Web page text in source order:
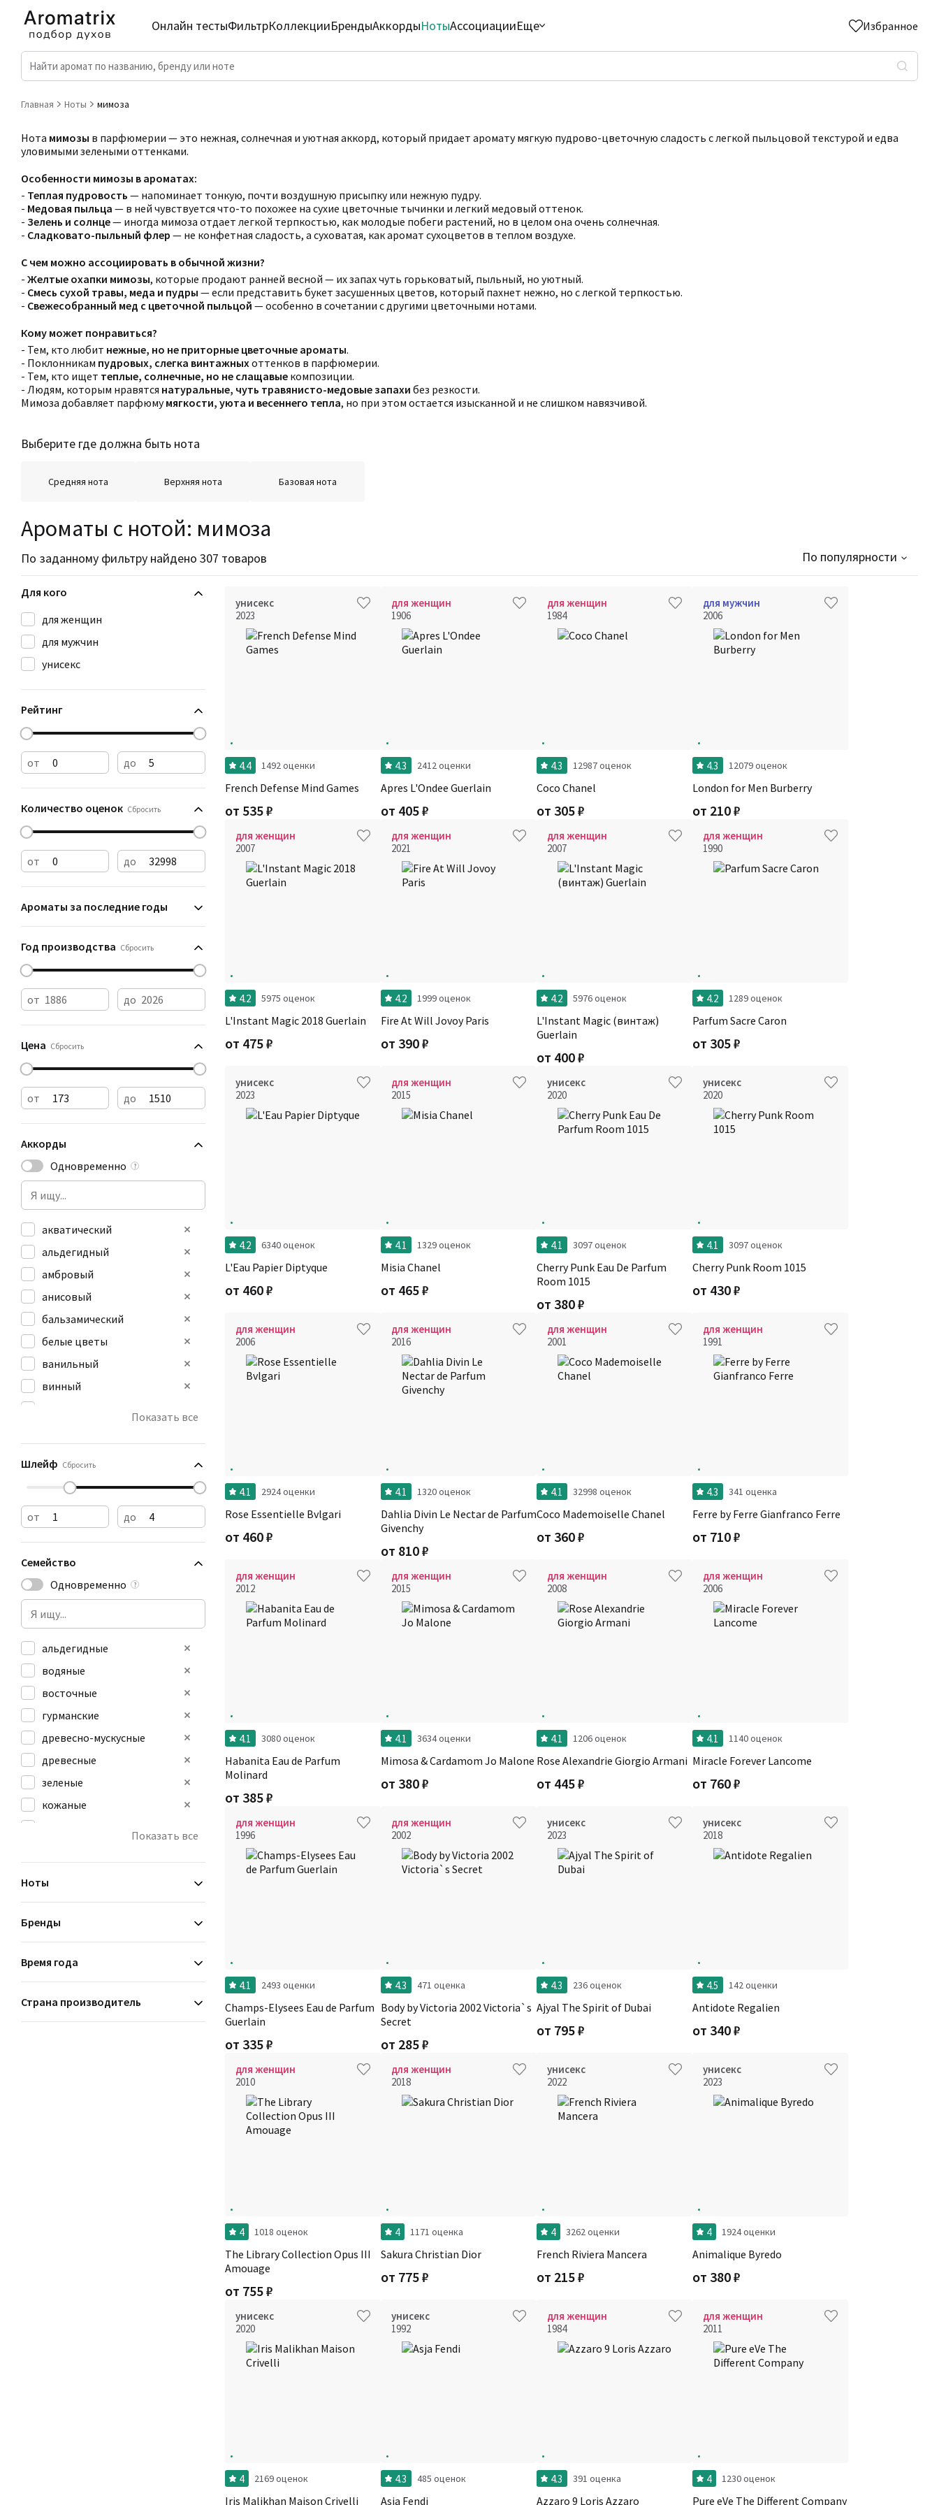
Онлайн тестыФильтрКоллекцииБрендыАккордыНотыАссоциацииЕще Избранное
Главная Ноты мимоза
Нота мимозы в парфюмерии — это нежная, солнечная и уютная аккорд, который придает аромату мягкую пудрово-цветочную сладость с легкой пыльцовой текстурой и едва
уловимыми зелеными оттенками.
Особенности мимозы в ароматах:
- Теплая пудровость — напоминает тонкую, почти воздушную присыпку или нежную пудру.
- Медовая пыльца — в ней чувствуется что-то похожее на сухие цветочные тычинки и легкий медовый оттенок.
- Зелень и солнце— иногда мимоза отдает легкой терпкостью, как молодые побеги растений, но в целом она очень солнечная.
- Сладковато-пыльный флер — не конфетная сладость, а суховатая, как аромат сухоцветов в теплом воздухе.
С чем можно ассоциировать в обычной жизни?
- Желтые охапки мимозы, которые продают ранней весной — их запах чуть горьковатый, пыльный, но уютный.
- Смесь сухой травы, меда и пудры — если представить букет засушенных цветов, который пахнет нежно, но с легкой терпкостью.
- Свежесобранный мед с цветочной пыльцой — особенно в сочетании с другими цветочными нотами.
Кому может понравиться?
- Тем, кто любит нежные, но не приторные цветочные ароматы.
- Поклонникам пудровых, слегка винтажныхоттенков в парфюмерии.
- Тем, кто ищет теплые, солнечные, но не слащавые композиции.
- Людям, которым нравятся натуральные, чуть травянисто-медовые запахи без резкости.
Мимоза добавляет парфюмумягкости, уюта и весеннего тепла, но при этом остается изысканной и не слишком навязчивой.
Выберите где должна быть нота
Средняя нота Верхняя нота Базовая нота
Ароматы с нотой: мимоза
По заданному фильтру найдено 307 товаров По популярности
Для кого
для женщин
для мужчин
унисекс
Рейтинг
от до
Количество оценок Сбросить
от до
Ароматы за последние годы
Год производства Сбросить
от до
Цена Сбросить
от до
Аккорды
Одновременно
?
акватический
альдегидный
амбровый
анисовый
бальзамический
белые цветы
ванильный
винный
Показать все
Шлейф Сбросить
от до
Семейство
Одновременно
?
альдегидные
водяные
восточные
гурманские
древесно-мускусные
древесные
зеленые
кожаные
Показать все
Ноты
Бренды
Время года
Страна производитель
унисекс
2023
4.4 1492 оценки
French Defense Mind Games
от 535₽
для женщин
1906
4.3 2412 оценки
Apres L'Ondee Guerlain
от 405₽
для женщин
1984
4.3 12987 оценок
Coco Chanel
от 305₽
для мужчин
2006
4.3 12079 оценок
London for Men Burberry
от 210₽
для женщин
2007
4.2 5975 оценок
L'Instant Magic 2018 Guerlain
от 475₽
для женщин
2021
4.2 1999 оценок
Fire At Will Jovoy Paris
от 390₽
для женщин
2007
4.2 5976 оценок
L'Instant Magic (винтаж)
Guerlain
от 400₽
для женщин
1990
4.2 1289 оценок
Parfum Sacre Caron
от 305₽
унисекс
2023
4.2 6340 оценок
L'Eau Papier Diptyque
от 460₽
для женщин
2015
4.1 1329 оценок
Misia Chanel
от 465₽
унисекс
2020
4.1 3097 оценок
Cherry Punk Eau De Parfum
Room 1015
от 380₽
унисекс
2020
4.1 3097 оценок
Cherry Punk Room 1015
от 430₽
для женщин
2006
4.1 2924 оценки
Rose Essentielle Bvlgari
от 460₽
для женщин
2016
4.1 1320 оценок
Dahlia Divin Le Nectar de Parfum
Givenchy
от 810₽
для женщин
2001
4.1 32998 оценок
Coco Mademoiselle Chanel
от 360₽
для женщин
1991
4.3 341 оценка
Ferre by Ferre Gianfranco Ferre
от 710₽
для женщин
2012
4.1 3080 оценок
Habanita Eau de Parfum
Molinard
от 385₽
для женщин
2015
4.1 3634 оценки
Mimosa & Cardamom Jo Malone
от 380₽
для женщин
2008
4.1 1206 оценок
Rose Alexandrie Giorgio Armani
от 445₽
для женщин
2006
4.1 1140 оценок
Miracle Forever Lancome
от 760₽
для женщин
1996
4.1 2493 оценки
Champs-Elysees Eau de Parfum
Guerlain
от 335₽
для женщин
2002
4.3 471 оценка
Body by Victoria 2002 Victoria`s
Secret
от 285₽
унисекс
2023
4.3 236 оценок
Ajyal The Spirit of Dubai
от 795₽
унисекс
2018
4.5 142 оценки
Antidote Regalien
от 340₽
для женщин
2010
4 1018 оценок
The Library Collection Opus III
Amouage
от 755₽
для женщин
2018
4 1171 оценка
Sakura Christian Dior
от 775₽
унисекс
2022
4 3262 оценки
French Riviera Mancera
от 215₽
унисекс
2023
4 1924 оценки
Animalique Byredo
от 380₽
унисекс
2020
4 2169 оценок
Iris Malikhan Maison Crivelli
унисекс
1992
4.3 485 оценок
Asja Fendi
для женщин
1984
4.3 391 оценка
Azzaro 9 Loris Azzaro
для женщин
2011
4 1230 оценок
Pure eVe The Different Company